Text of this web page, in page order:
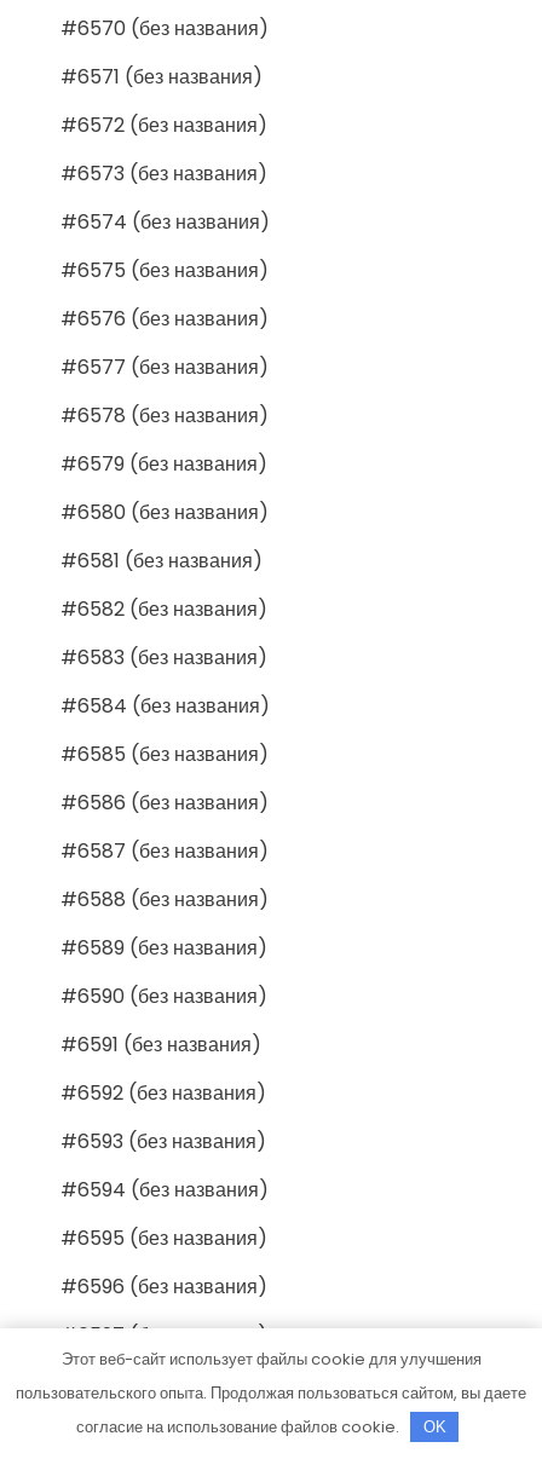
#6570 (без названия)
#6571 (без названия)
#6572 (без названия)
#6573 (без названия)
#6574 (без названия)
#6575 (без названия)
#6576 (без названия)
#6577 (без названия)
#6578 (без названия)
#6579 (без названия)
#6580 (без названия)
#6581 (без названия)
#6582 (без названия)
#6583 (без названия)
#6584 (без названия)
#6585 (без названия)
#6586 (без названия)
#6587 (без названия)
#6588 (без названия)
#6589 (без названия)
#6590 (без названия)
#6591 (без названия)
#6592 (без названия)
#6593 (без названия)
#6594 (без названия)
#6595 (без названия)
#6596 (без названия)
#6597 (без названия)
#6598 (без названия)
#6599 (без названия)
Этот веб-сайт использует файлы cookie для улучшения
пользовательского опыта. Продолжая пользоваться сайтом, вы даете
согласие на использование файлов cookie.
OK